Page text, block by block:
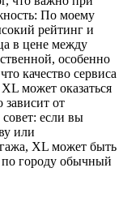
По моему
рейтинг и
в цене между
особенно
качество сервиса
может оказаться
от
если вы
или
XL может быть
городу обычный